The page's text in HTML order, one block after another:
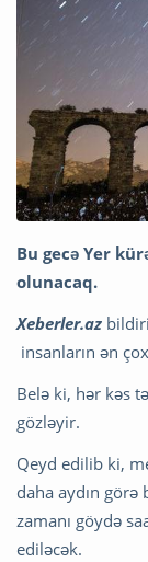
Bu gecə Yer
olunacaq.
Xeberler.az
insanların ən
Belə ki, hər kəs
gözləyir.
Qeyd edilib ki,
daha aydın görə
zamanı göydə
ediləcək.